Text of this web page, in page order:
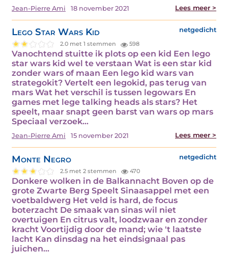
Jean-Pierre Ami 18 november 2021 Lees meer >
Lego Star Wars Kid netgedicht
2.0 met 1 stemmen 598
Vanochtend stuitte ik plots op een kid Een lego
star wars kid wel te verstaan Wat is een star kid
zonder wars of maan Een lego kid wars van
strategokit? Vertelt een legokid, pas terug van
mars Wat het verschil is tussen legowars En
games met lege talking heads als stars? Het
speelt, maar snapt geen barst van wars op mars
Speciaal verzoek…
Jean-Pierre Ami 15 november 2021 Lees meer >
Monte Negro netgedicht
2.5 met 2 stemmen 470
Donkere wolken in de Balkannacht Boven op de
grote Zwarte Berg Speelt Sinaasappel met een
voetbaldwerg Het veld is hard, de focus
boterzacht De smaak van sinas wil niet
overtuigen En citrus valt, loodzwaar en zonder
kracht Voortijdig door de mand; wie 't laatste
lacht Kan dinsdag na het eindsignaal pas
juichen…